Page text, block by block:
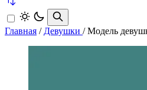
Главная / Девушки / Модель